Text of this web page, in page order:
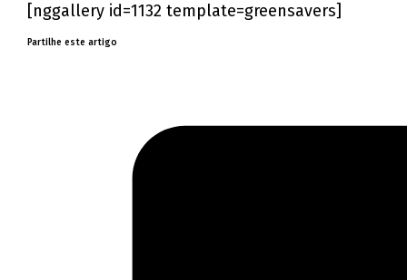
[nggallery id=1132 template=greensavers]
Partilhe este artigo